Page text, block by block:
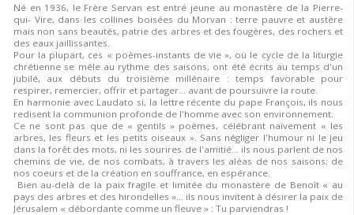
Né en 1936, le Frère Servan est entré jeune au monastère de la Pierre-
qui- Vire, dans les collines boisées du Morvan : terre pauvre et austère
mais non sans beautés, patrie des arbres et des fougères, des rochers et
des eaux jaillissantes.
Pour la plupart, ces « poèmes-instants de vie », où le cycle de la liturgie
chrétienne se mêle au rythme des saisons, ont été écrits au temps d'un
jubilé, aux débuts du troisième millénaire : temps favorable pour
respirer, remercier, offrir et partager… avant de poursuivre la route.
En harmonie avec Laudato si, la lettre récente du pape François, ils nous
redisent la communion profonde de l'homme avec son environnement.
Ce ne sont pas que de « gentils » poèmes, célébrant naïvement « les
arbres, les fleurs et les petits oiseaux ». Sans négliger l'humour ni le jeu
dans la forêt des mots, ni les sourires de l'amitié... ils nous parlent de nos
chemins de vie, de nos combats, à travers les aléas de nos saisons; de
nos coeurs et de la création en souffrance, en espérance.
Bien au-delà de la paix fragile et limitée du monastère de Benoît « au
pays des arbres et des hirondelles »... ils nous invitent à désirer la paix de
Jérusalem « débordante comme un fleuve » : Tu parviendras !